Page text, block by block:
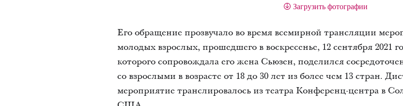
Загрузить фотографии
Его обращение прозвучало во время всемирной трансляции
молодых взрослых, прошедшего в воскресенье, 12 сентября 2021
которого сопровождала его жена Сьюзен, поделился
со взрослыми в возрасте от 18 до 30 лет из более чем 13 стран.
мероприятие транслировалось из театра Конференц-центра в